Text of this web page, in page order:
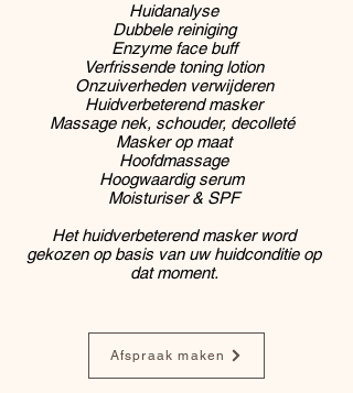
Huidanalyse
Dubbele reiniging
Enzyme face buff
Verfrissende toning lotion
Onzuiverheden verwijderen
Huidverbeterend masker
Massage nek, schouder, decolleté
Masker op maat
Hoofdmassage
Hoogwaardig serum
Moisturiser & SPF
Het huidverbeterend masker word
gekozen op basis van uw huidconditie op
dat moment.
Afspraak maken